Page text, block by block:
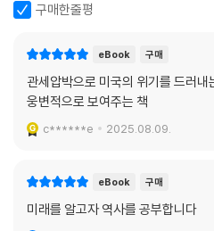
구매한줄평
eBook 구매
관세압박으로 미국의 위기를 드러내
웅변적으로 보여주는 책
c******e 2025.08.09.
eBook 구매
미래를 알고자 역사를 공부합니다